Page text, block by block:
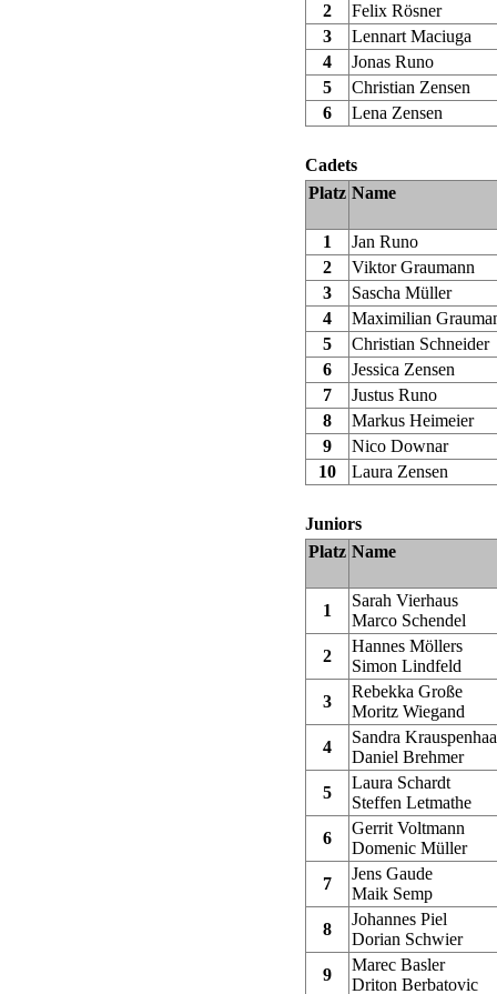
2
Felix Rösner
3
Lennart Maciuga
4
Jonas Runo
5
Christian Zensen
6
Lena Zensen
Cadets
Platz Name
1
Jan Runo
2
Viktor Graumann
3
Sascha Müller
4
Maximilian
5
Christian Schneider
6
Jessica Zensen
7
Justus Runo
8
Markus Heimeier
9
Nico Downar
10
Laura Zensen
Juniors
Platz Name
1
Sarah Vierhaus
Marco Schendel
2
Hannes Möllers
Simon Lindfeld
3
Rebekka Große
Moritz Wiegand
4
Sandra
Daniel Brehmer
5
Laura Schardt
Steffen Letmathe
6
Gerrit Voltmann
Domenic Müller
7
Jens Gaude
Maik Semp
8
Johannes Piel
Dorian Schwier
9
Marec Basler
Driton Berbatovic